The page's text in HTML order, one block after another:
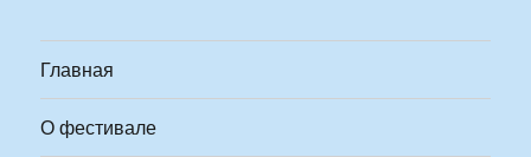
Главная
О фестивале